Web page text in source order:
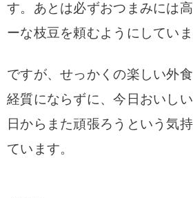
す。あとは必ずおつまみには
ーな枝豆を頼むようにしていま
ですが、せっかくの楽しい外
経質にならずに、今日おいし
日からまた頑張ろうという気
ています。